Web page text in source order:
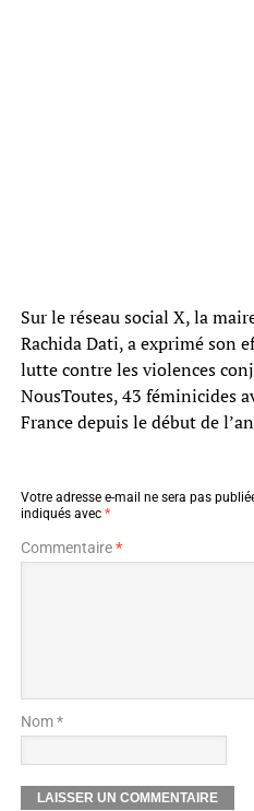
Sur le réseau social X, la
Rachida Dati, a exprimé son
lutte contre les violences
NousToutes, 43 féminicides
France depuis le début de
Votre adresse e-mail ne sera pas
indiqués avec *
Commentaire*
Nom *